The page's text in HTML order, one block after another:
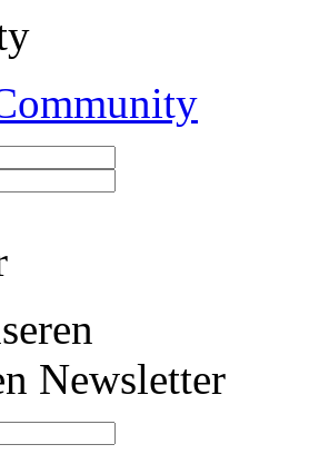
Newsletter